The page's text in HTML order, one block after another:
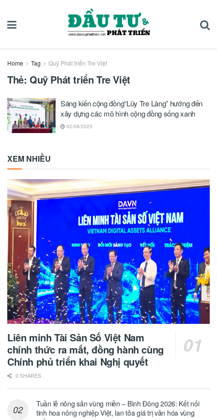
Home Tag Quỹ Phát triển Tre Việt
Thẻ: Quỹ Phát triển Tre Việt
Sáng kiến cộng đồng“Lũy Tre Làng” hướng đến
xây dựng các mô hình cộng đồng sống xanh
02/08/2025
XEM NHIỀU
Liên minh Tài Sản Số Việt Nam
chính thức ra mắt, đồng hành cùng
Chính phủ triển khai Nghị quyết
0 SHARES
Tuần lễ nông sản vùng miền – Bình Đông 2026: Kết nối
tinh hoa nông nghiệp Việt, lan tỏa giá trị văn hóa vùng